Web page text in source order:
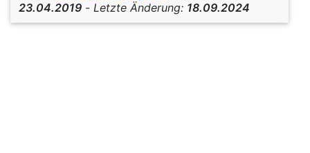
23.04.2019 - Letzte Änderung: 18.09.2024